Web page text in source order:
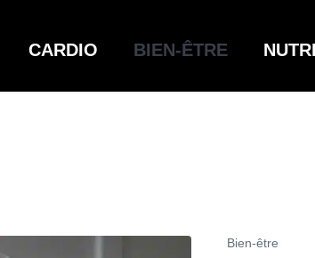
CARDIO BIEN-ÊTRE
Bien-être